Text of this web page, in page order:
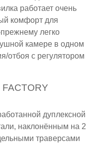
работает очень
комфорт для
легко
камере в одном
отбоя с регулятором
дуплексной
наклонённым на 2
траверсами